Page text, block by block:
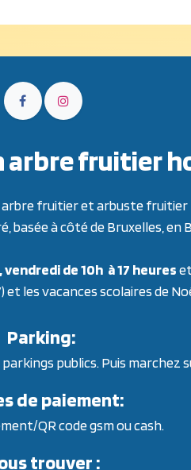
arbre fruitier
arbre fruitier et arbuste
basée à côté de Bruxelles, en
vendredi de 10h à 17 heures
les vacances scolaires de
Parking:
publics. Puis marchez
de paiement:
QR code gsm ou cash.
trouver :